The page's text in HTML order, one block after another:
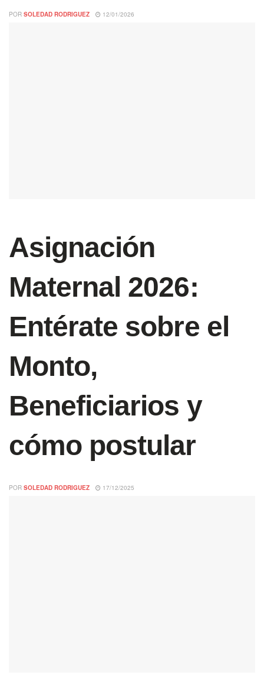
POR SOLEDAD RODRIGUEZ 12/01/2026
Asignación
Maternal 2026:
Entérate sobre el
Monto,
Beneficiarios y
cómo postular
POR SOLEDAD RODRIGUEZ 17/12/2025